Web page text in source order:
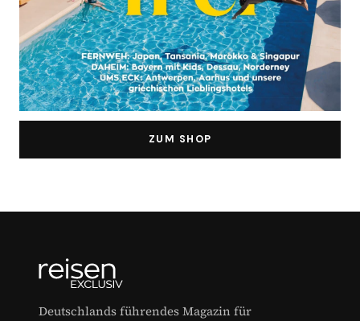
ZUM SHOP
Deutschlands führendes Magazin für